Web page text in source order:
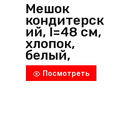
Мешок
кондитерск
ий, l=48 см,
хлопок,
белый,
Россия
Посмотреть